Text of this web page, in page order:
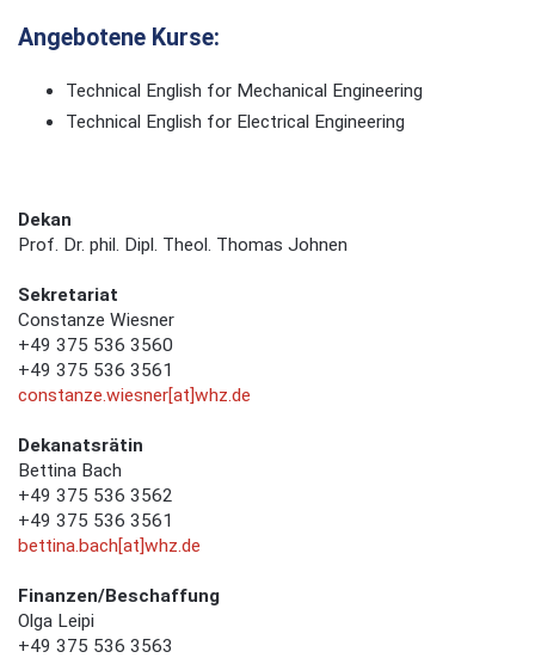
Angebotene Kurse:
Technical English for Mechanical Engineering
Technical English for Electrical Engineering
Dekan
Prof. Dr. phil. Dipl. Theol. Thomas Johnen
Sekretariat
Constanze Wiesner
+49 375 536 3560
+49 375 536 3561
constanze.wiesner[at]whz.de
Dekanatsrätin
Bettina Bach
+49 375 536 3562
+49 375 536 3561
bettina.bach[at]whz.de
Finanzen/Beschaffung
Olga Leipi
+49 375 536 3563